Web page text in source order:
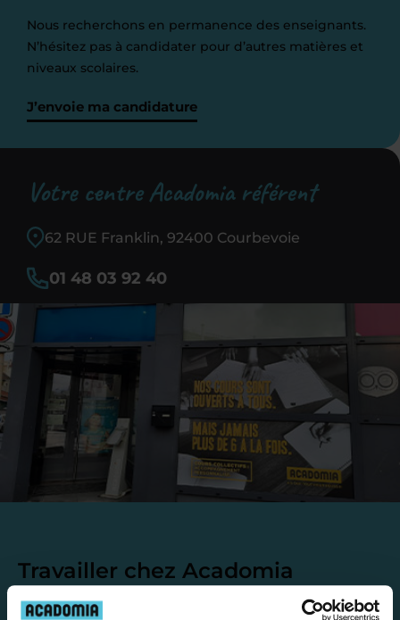
Nous recherchons en permanence des enseignants.
N’hésitez pas à candidater pour d’autres matières et
niveaux scolaires.
J’envoie ma candidature
Votre centre Acadomia référent
62 RUE Franklin, 92400 Courbevoie
01 48 03 92 40
Travailler chez Acadomia
présente de